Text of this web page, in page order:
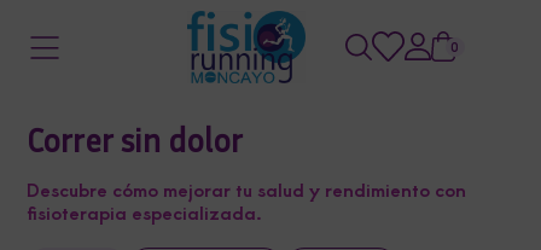
0
Correr sin dolor
Descubre cómo mejorar tu salud y rendimiento con
fisioterapia especializada.